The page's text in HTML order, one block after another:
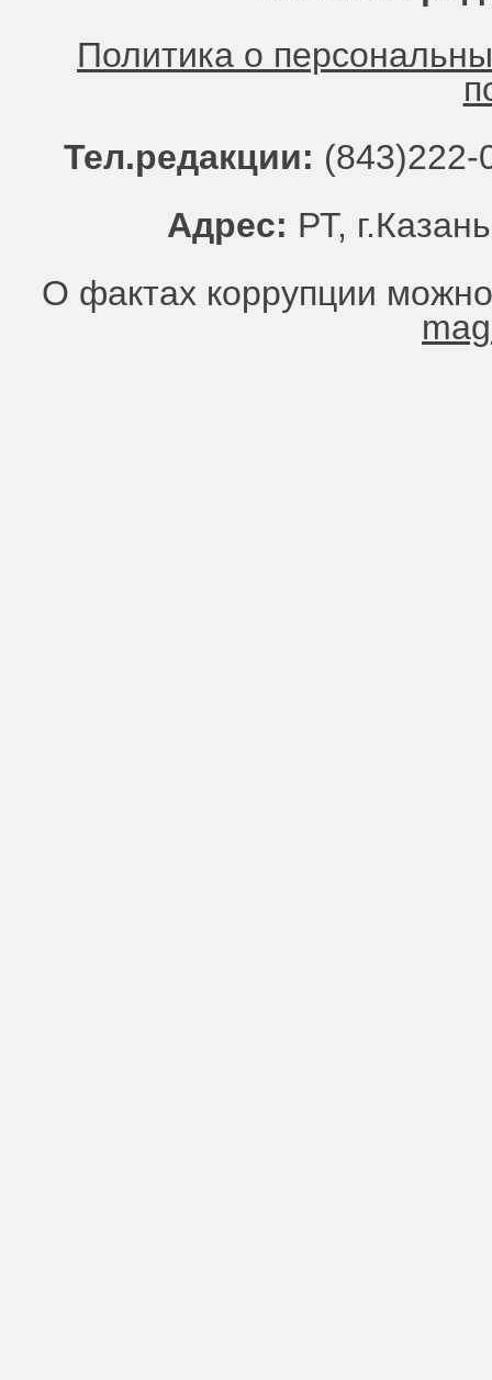
Политика о
Тел.редакции:
Адрес: РТ,
О фактах коррупции